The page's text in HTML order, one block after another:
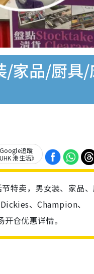
/家品/厨具
追蹤
港生活》
特卖，男女装、家品
、Champion、
仓优惠详情。